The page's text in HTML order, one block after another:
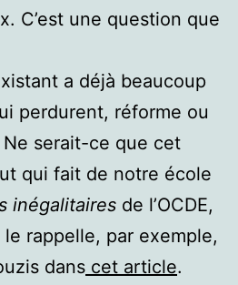
C’est une question que
a déjà beaucoup
perdurent, réforme ou
serait-ce que cet
qui fait de notre école
inégalitaires de l’OCDE,
rappelle, par exemple,
dans cet article.